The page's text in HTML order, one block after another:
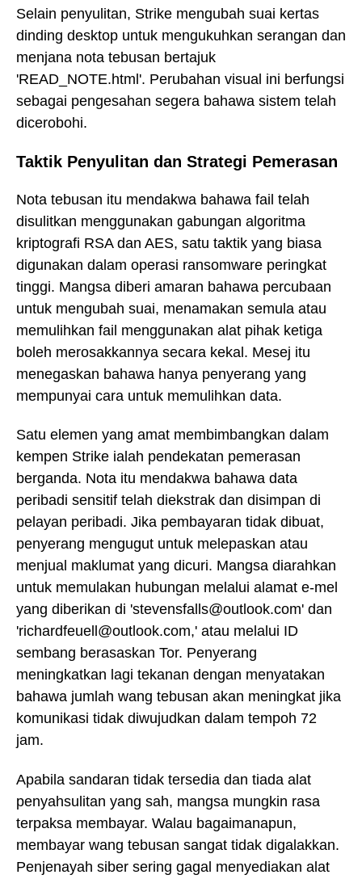
Selain penyulitan, Strike mengubah suai kertas
dinding desktop untuk mengukuhkan serangan dan
menjana nota tebusan bertajuk
'READ_NOTE.html'. Perubahan visual ini berfungsi
sebagai pengesahan segera bahawa sistem telah
dicerobohi.
Taktik Penyulitan dan Strategi Pemerasan
Nota tebusan itu mendakwa bahawa fail telah
disulitkan menggunakan gabungan algoritma
kriptografi RSA dan AES, satu taktik yang biasa
digunakan dalam operasi ransomware peringkat
tinggi. Mangsa diberi amaran bahawa percubaan
untuk mengubah suai, menamakan semula atau
memulihkan fail menggunakan alat pihak ketiga
boleh merosakkannya secara kekal. Mesej itu
menegaskan bahawa hanya penyerang yang
mempunyai cara untuk memulihkan data.
Satu elemen yang amat membimbangkan dalam
kempen Strike ialah pendekatan pemerasan
berganda. Nota itu mendakwa bahawa data
peribadi sensitif telah diekstrak dan disimpan di
pelayan peribadi. Jika pembayaran tidak dibuat,
penyerang mengugut untuk melepaskan atau
menjual maklumat yang dicuri. Mangsa diarahkan
untuk memulakan hubungan melalui alamat e-mel
yang diberikan di 'stevensfalls@outlook.com' dan
'richardfeuell@outlook.com,' atau melalui ID
sembang berasaskan Tor. Penyerang
meningkatkan lagi tekanan dengan menyatakan
bahawa jumlah wang tebusan akan meningkat jika
komunikasi tidak diwujudkan dalam tempoh 72
jam.
Apabila sandaran tidak tersedia dan tiada alat
penyahsulitan yang sah, mangsa mungkin rasa
terpaksa membayar. Walau bagaimanapun,
membayar wang tebusan sangat tidak digalakkan.
Penjenayah siber sering gagal menyediakan alat